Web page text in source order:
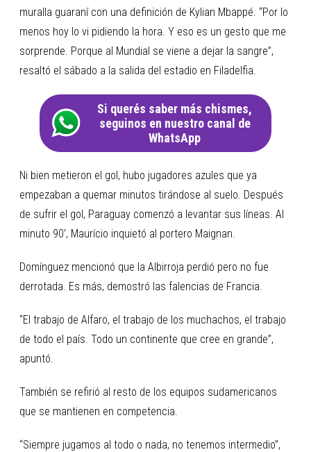
muralla guaraní con una definición de Kylian Mbappé. “Por lo
menos hoy lo vi pidiendo la hora. Y eso es un gesto que me
sorprende. Porque al Mundial se viene a dejar la sangre”,
resaltó el sábado a la salida del estadio en Filadelfia.
Si querés saber más chismes,
seguinos en nuestro canal de
WhatsApp
Ni bien metieron el gol, hubo jugadores azules que ya
empezaban a quemar minutos tirándose al suelo. Después
de sufrir el gol, Paraguay comenzó a levantar sus líneas. Al
minuto 90’, Maurício inquietó al portero Maignan.
Domínguez mencionó que la Albirroja perdió pero no fue
derrotada. Es más, demostró las falencias de Francia.
“El trabajo de Alfaro, el trabajo de los muchachos, el trabajo
de todo el país. Todo un continente que cree en grande”,
apuntó.
También se refirió al resto de los equipos sudamericanos
que se mantienen en competencia.
“Siempre jugamos al todo o nada, no tenemos intermedio”,